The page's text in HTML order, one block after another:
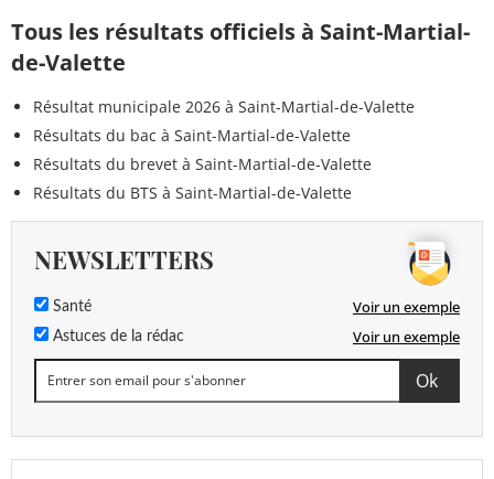
Tous les résultats officiels à Saint-Martial-
de-Valette
Résultat municipale 2026 à Saint-Martial-de-Valette
Résultats du bac à Saint-Martial-de-Valette
Résultats du brevet à Saint-Martial-de-Valette
Résultats du BTS à Saint-Martial-de-Valette
NEWSLETTERS
Santé Voir un exemple
Astuces de la rédac Voir un exemple